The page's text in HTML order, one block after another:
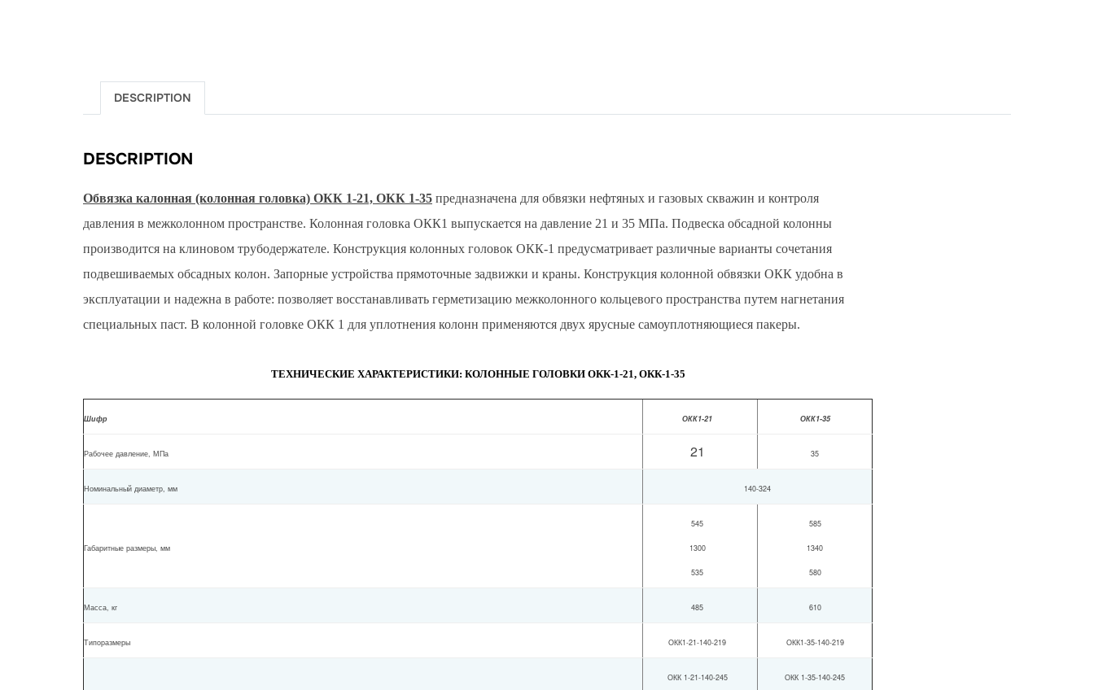
DESCRIPTION
DESCRIPTION
Обвязка калонная (колонная головка) ОКК 1-21, ОКК 1-35 предназначена для обвязки нефтяных и газовых скважин и контроля
давления в межколонном пространстве. Колонная головка ОКК1 выпускается на давление 21 и 35 МПа. Подвеска обсадной колонны
производится на клиновом трубодержателе. Конструкция колонных головок ОКК-1 предусматривает различные варианты сочетания
подвешиваемых обсадных колон. Запорные устройства прямоточные задвижки и краны. Конструкция колонной обвязки ОКК удобна в
эксплуатации и надежна в работе: позволяет восстанавливать герметизацию межколонного кольцевого пространства путем нагнетания
специальных паст. В колонной головке ОКК 1 для уплотнения колонн применяются двух ярусные самоуплотняющиеся пакеры.
ТЕХНИЧЕСКИЕ ХАРАКТЕРИСТИКИ: КОЛОННЫЕ ГОЛОВКИ ОКК-1-21, ОКК-1-35
Шифр ОКК1-21 ОКК1-35
Рабочее давление, МПа 21 35
Номинальный диаметр, мм 140-324
Габаритные размеры, мм
545
1300
535
585
1340
580
Масса, кг 485 610
Типоразмеры ОКК1-21-140-219 ОКК1-35-140-219
ОКК 1-21-140-245 ОКК 1-35-140-245